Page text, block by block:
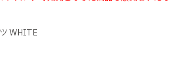
WHITE